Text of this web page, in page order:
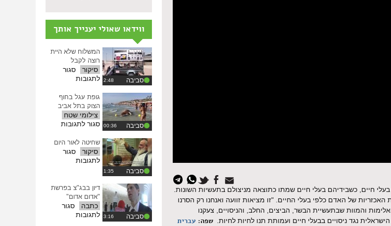
חיים, כשבידיהם בעלי חיים שמתו כתוצאה מניצולם בתעשיות השונות.
של האדם כלפי בעלי החיים. "זו מציאות זוועה ואנחנו רק הסרנו
והמוות שבתעשיית הבשר, הביצים, החלב, והניסויים, צעקנו
שפה: עברית
ווידאו שאולי יענייך אותך
סביבה
המשלוח שלא היית
רוצה לקבל
סיקור
סגור
לתגובותעל
שלא
היית
רוצה
לקבל
סביבה
גופת עגל בחוף
הצוק בתל אביב
צילומי שטח
סגור לתגובותעל
עגל
סביבה
שחיטה לאור היום
סיקור
סגור
לתגובותעל
היום
סביבה
דיון בבג"צ בפרשת
"אדום אדום"
כתבה
סגור
לתגובותעל